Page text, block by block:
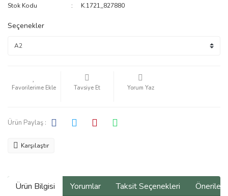
Stok Kodu
K.1721_827880
Seçenekler
Tavsiye Et Yorum Yaz
Ürün Paylaş :
Karşılaştır
Ürün Bilgisi Yorumlar Taksit Seçenekleri